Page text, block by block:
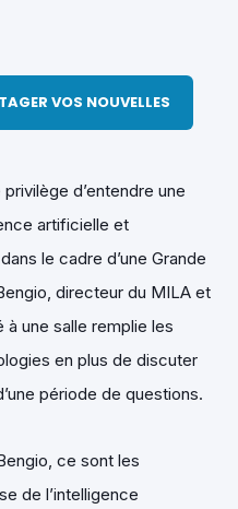
VOS NOUVELLES
d’entendre une
artificielle et
le cadre d’une Grande
directeur du MILA et
une salle remplie les
en plus de discuter
période de questions.
ce sont les
de l’intelligence